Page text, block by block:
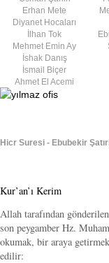
Erhan Mete
Diyanet Hocaları
İlhan Tok
Mehmet Emin Ay
İshak Danış
İsmail Biçer
Ahmet El Acemi
Hicr Suresi - Ebubekir
Kur’an’ı Kerim
Allah tarafından
son peygamber Hz.
okumak, bir araya
edilir: